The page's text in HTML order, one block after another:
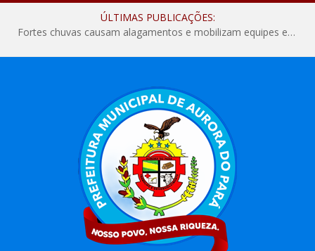
ÚLTIMAS PUBLICAÇÕES:
Fortes chuvas causam alagamentos e mobilizam equipes em Aurora do Pará